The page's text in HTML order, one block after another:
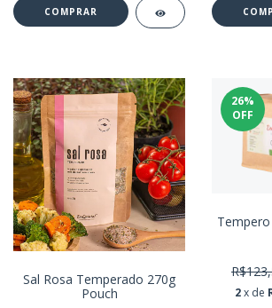
Sal Rosa Temperado 270g
Pouch
26%
OFF
2x de